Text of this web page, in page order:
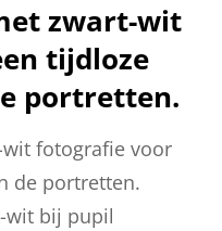
zwart-wit
tijdloze
portretten.
fotografie voor
de portretten.
wit bij pupil